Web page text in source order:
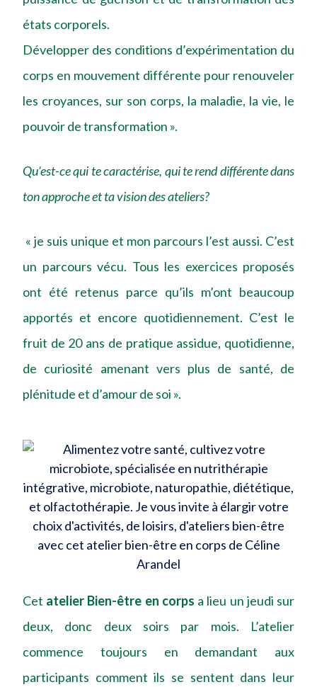
états corporels.
Développer des conditions d’expérimentation du
corps en mouvement différente pour renouveler
les croyances, sur son corps, la maladie, la vie, le
pouvoir de transformation ».
Qu’est-ce qui te caractérise, qui te rend différente dans
ton approche et ta vision des ateliers?
« je suis unique et mon parcours l’est aussi. C’est
un parcours vécu. Tous les exercices proposés
ont été retenus parce qu’ils m’ont beaucoup
apportés et encore quotidiennement. C’est le
fruit de 20 ans de pratique assidue, quotidienne,
de curiosité amenant vers plus de santé, de
plénitude et d’amour de soi ».
Cet atelier Bien-être en corps a lieu un jeudi sur
deux, donc deux soirs par mois. L’atelier
commence toujours en demandant aux
participants comment ils se sentent dans leur